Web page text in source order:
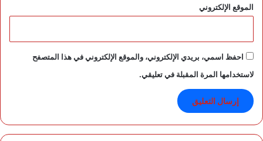
ل
س
و
د
ي
ن
الموقع الإلكتروني
احفظ اسمي، بريدي الإلكتروني، والموقع الإلكتروني في هذا المتصفح
لاستخدامها المرة المقبلة في تعليقي.